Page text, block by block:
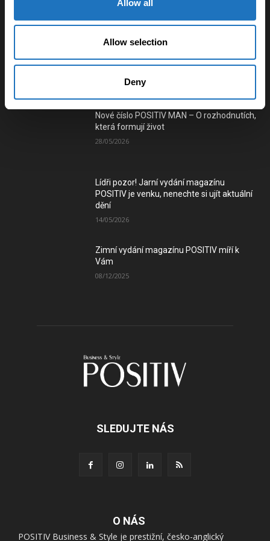
Allow all
Allow selection
Deny
Využití vlečkové sítě pro vybudování
Ostravsku a Karvinsku
03/01/2025
Nové číslo POSITIV MAN – O rozhodnutích,
která formují život
28/05/2026
Lídři pozor! Jarní vydání magazínu
POSITIV je venku, nenechte si ujít aktuální
dění
14/05/2026
Zimní vydání magazínu POSITIV míří k
Vám
08/12/2025
SLEDUJTE NÁS
O NÁS
POSITIV Business & Style je prestižní, česko-anglický